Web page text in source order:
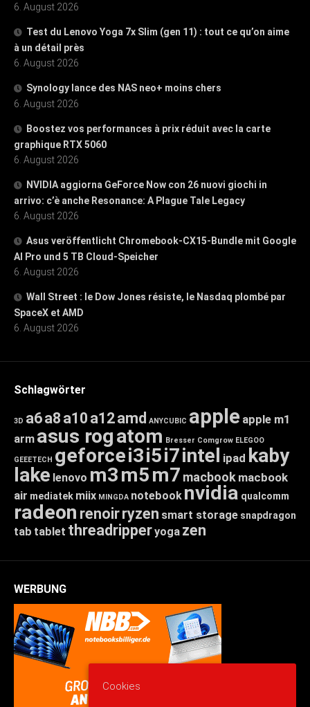
6. August 2026
Test du Lenovo Yoga 7x Slim (gen 11) : tout ce qu’on aime
à un détail près
6. August 2026
Synology lance des NAS neo+ moins chers
6. August 2026
Boostez vos performances à prix réduit avec la carte
graphique RTX 5060
6. August 2026
NVIDIA aggiorna GeForce Now con 26 nuovi giochi in
arrivo: c’è anche Resonance: A Plague Tale Legacy
6. August 2026
Asus veröffentlicht Chromebook-CX15-Bundle mit Google
AI Pro und 5 TB Cloud-Speicher
6. August 2026
Wall Street : le Dow Jones résiste, le Nasdaq plombé par
SpaceX et AMD
6. August 2026
Schlagwörter
3D a6a8 a10 a12amd ANYCUBIC apple apple m1
arm asus rogatom Bresser Comgrow ELEGOO
GEEETECH geforcei3i5i7intel ipad kaby
lake lenovo m3m5m7 macbook macbook
air mediatek miix MINGDA notebook nvidia qualcomm
radeon renoirryzen smart storage snapdragon
tab tablet threadripperyoga zen
WERBUNG
Cookies